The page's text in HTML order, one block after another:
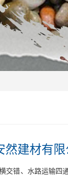
然建材有限
错、水路运输四